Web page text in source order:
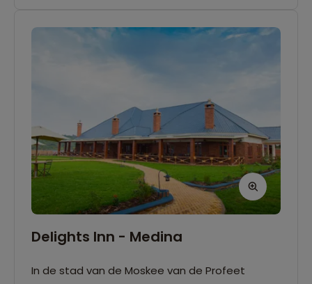
Delights Inn - Medina
In de stad van de Moskee van de Profeet